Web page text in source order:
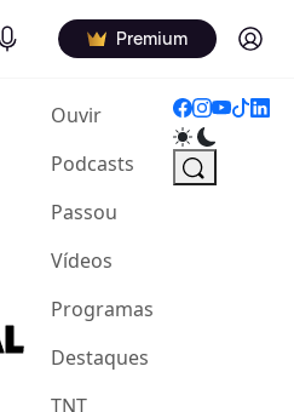
Podcasts Premium Log in
Ouvir(current)
Podcasts
Passou
Vídeos
Programas
Destaques
TNT